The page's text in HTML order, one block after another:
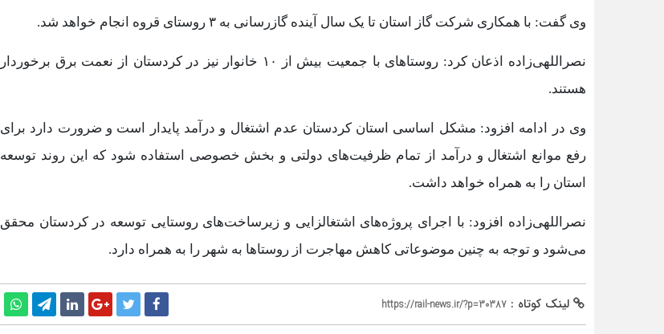
وی گفت: با همکاری شرکت گاز استان تا یک سال آینده گازرسانی به ۳ روستای قروه انجام خواهد شد.
نصراللهی‌زاده اذعان کرد: روستاهای با جمعیت بیش از ۱۰ خانوار نیز در کردستان از نعمت برق برخوردار
هستند.
وی در ادامه افزود: مشکل اساسی استان کردستان عدم اشتغال و درآمد پایدار است و ضرورت دارد برای
رفع موانع اشتغال و درآمد از تمام ظرفیت‌های دولتی و بخش خصوصی استفاده شود که این روند توسعه
استان را به همراه خواهد داشت.
نصراللهی‌زاده افزود: با اجرای پروژه‌های اشتغالزایی و زیرساخت‌های روستایی توسعه در کردستان محقق
می‌شود و توجه به چنین موضوعاتی کاهش مهاجرت از روستاها به شهر را به همراه دارد.
لینک کوتاه : https://rail-news.ir/?p=30387